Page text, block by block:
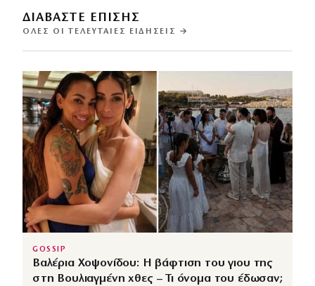
ΔΙΑΒΑΣΤΕ ΕΠΙΣΗΣ
ΌΛΕΣ ΟΙ ΤΕΛΕΥΤΑΊΕΣ ΕΙΔΉΣΕΙΣ →
GOSSIP
Βαλέρια Χοψονίδου: Η βάφτιση του γιου της
στη Βουλιαγμένη χθες – Τι όνομα του έδωσαν;